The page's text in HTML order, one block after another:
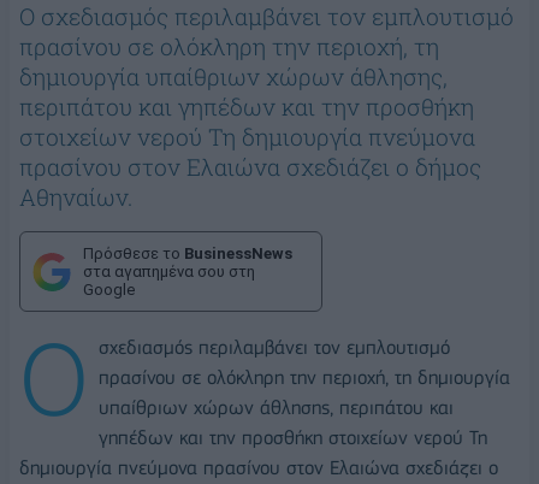
O σχεδιασμός περιλαμβάνει τον εμπλουτισμό
πρασίνου σε ολόκληρη την περιοχή, τη
δημιουργία υπαίθριων χώρων άθλησης,
περιπάτου και γηπέδων και την προσθήκη
στοιχείων νερού Τη δημιουργία πνεύμονα
πρασίνου στον Ελαιώνα σχεδιάζει ο δήμος
Αθηναίων.
Πρόσθεσε το BusinessNews
στα αγαπημένα σου στη
Google
O
σχεδιασμός περιλαμβάνει τον εμπλουτισμό
πρασίνου σε ολόκληρη την περιοχή, τη δημιουργία
υπαίθριων χώρων άθλησης, περιπάτου και
γηπέδων και την προσθήκη στοιχείων νερού Τη
δημιουργία πνεύμονα πρασίνου στον Ελαιώνα σχεδιάζει ο